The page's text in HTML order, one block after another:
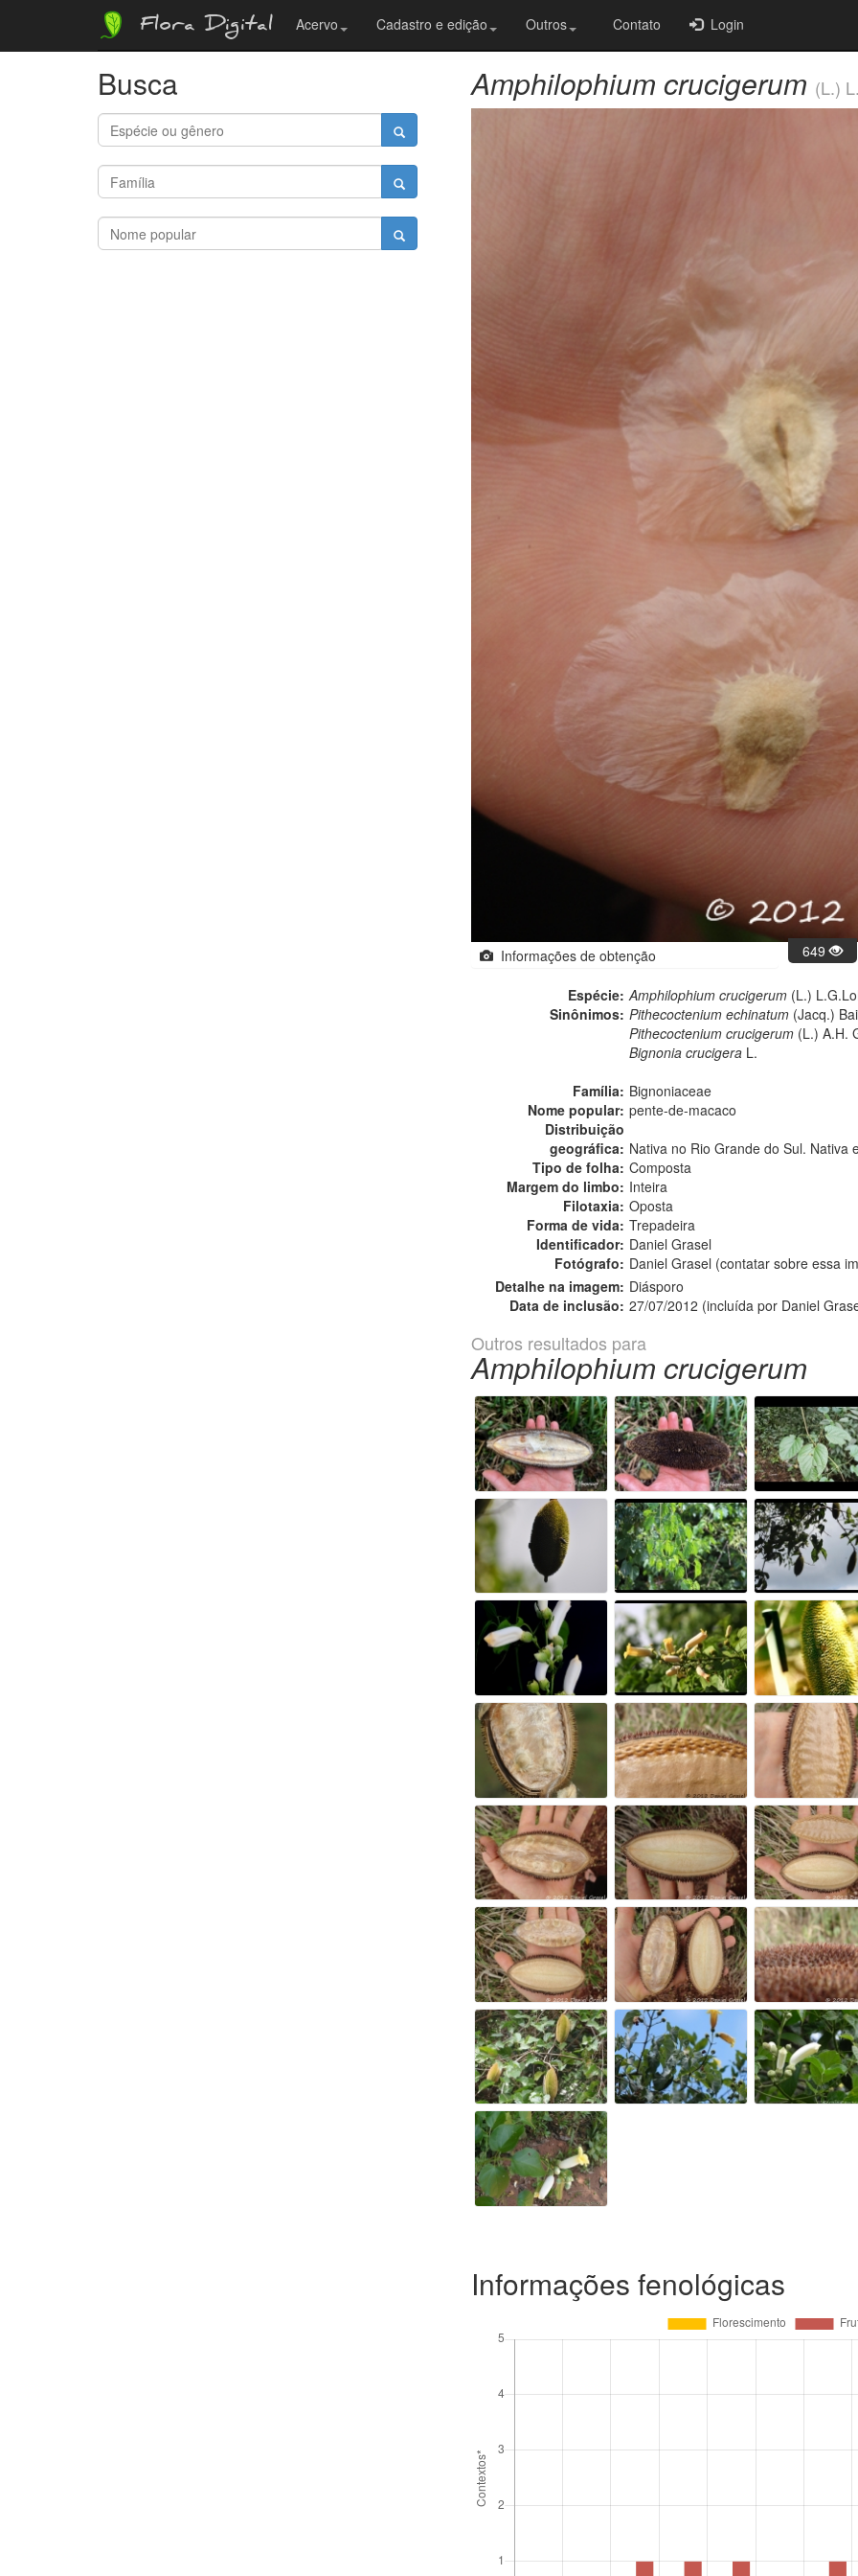
Flora Digital Acervo Cadastro e edição Outros Contato Login
Busca Amphilophium crucigerum (L.)
Informações de obtenção 649
Espécie: Amphilophium crucigerum (L.)
Sinônimos: Pithecoctenium echinatum (Jacq.)
Pithecoctenium crucigerum (L.) A.H.
Bignonia crucigera L.
Família: Bignoniaceae
Nome popular: pente-de-macaco
Distribuição
geográfica: Nativa no Rio Grande do Sul. Nativa
Tipo de folha: Composta
Margem do limbo: Inteira
Filotaxia: Oposta
Forma de vida: Trepadeira
Identificador: Daniel Grasel
Fotógrafo: Daniel Grasel (contatar sobre essa
Detalhe na imagem: Diásporo
Data de inclusão: 27/07/2012 (incluída por Daniel
Outros resultados para
Amphilophium crucigerum
Informações fenológicas